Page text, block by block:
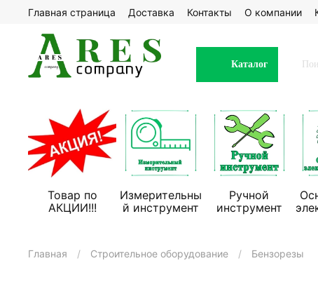
Главная страница Доставка Контакты О компании
Каталог
Товар по
АКЦИИ!!!
Измерительны
й инструмент
Ручной
инструмент
Главная Строительное оборудование Бензорезы